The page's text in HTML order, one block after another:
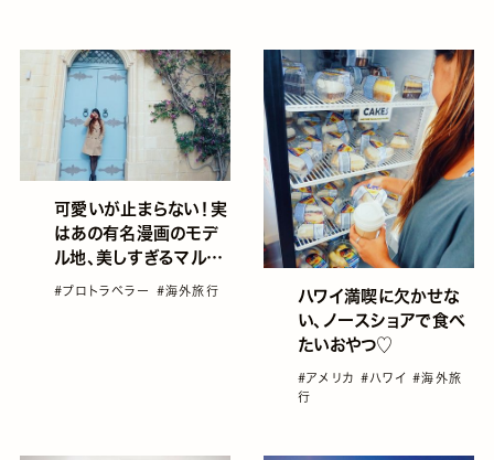
可愛いが止まらない！実
はあの有名漫画のモデ
ル地、美しすぎるマルタ
島
#プロトラベラー #海外旅行
ハワイ満喫に欠かせな
い、ノースショアで食べ
たいおやつ♡
#アメリカ#ハワイ#海外旅
行